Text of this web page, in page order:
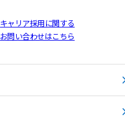
キャリア採用に関する
お問い合わせはこちら